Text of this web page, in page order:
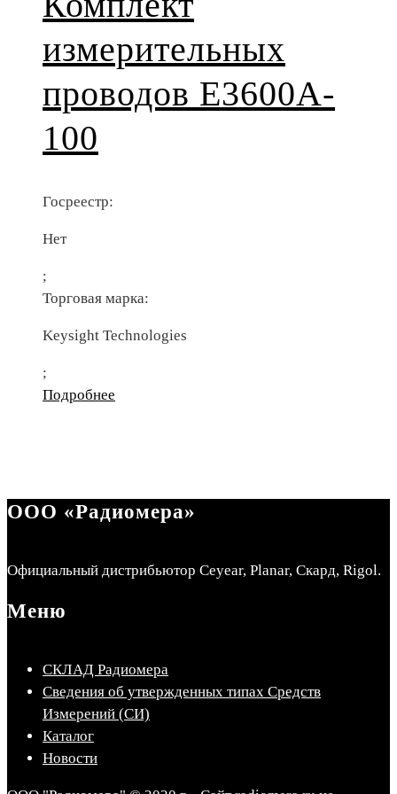
измерительных
проводов E3600A-
100
Госреестр:
Нет
;
Торговая марка:
Keysight Technologies
;
Подробнее
ООО «Радиомера»
Официальный дистрибьютор Ceyear, Planar, Скард, Rigol.
Меню
СКЛАД Радиомера
Сведения об утвержденных типах Средств
Измерений (СИ)
Каталог
Новости